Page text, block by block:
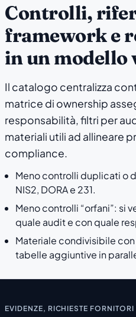
Controlli,
framework e
in un modello
Il catalogo centralizza
matrice di ownership
responsabilità, filtri per
materiali utili ad allineare
compliance.
Meno controlli duplicati o
NIS2, DORA e 231.
Meno controlli “orfani”: si
quale audit e con quale
Materiale condivisibile
tabelle aggiuntive in
EVIDENZE, RICHIESTE